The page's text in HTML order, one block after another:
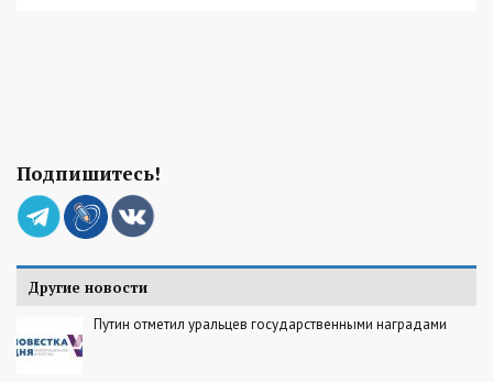
Подпишитесь!
Другие новости
Путин отметил уральцев государственными наградами